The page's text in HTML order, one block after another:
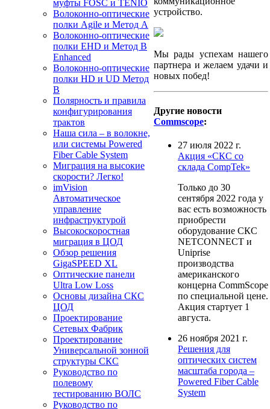
муфты FOSC и TENIO
Волоконно-оптические
полки Agile и Метод A
Волоконно-оптические
полки EHD и Метод B
Enhanced
Волоконно-оптические
полки HD и UD Метод
B
Полярность и правила
конфигурирования
трактов
Наша сила – в волокне,
или системы Powered
Fiber Cable System
Миграция на высокие
скорости? Легко!
imVision
Автоматическое
управление
инфраструктурой
Высокоскоростная
миграция в ЦОД
Обзор решения
GigaSPEED XL
Оптические панели
Ultra Low Loss
Основы дизайна СКС
ЦОД
Проектирование
Сетевых Фабрик
Проектирование
Универсальной зонной
структуры СКС
Руководство по
полевому
тестированию ВОЛС
Руководство по
устройство.
Мы рады успехам нашего
партнера и желаем удачи и
новых побед!
Другие новости
Commscope:
27 июля 2022 г.
Акция «СКС со
склада CompTek»
Только до 30
сентября 2022 года у
вас есть возможность
приобрести
оборудование СКС
NETCONNECT и
Uniprise
производства
американского
концерна CommScope
по специальной цене.
Акция стартует 1
августа.
26 ноября 2021 г.
Решения для
оптических систем
масштаба города –
Powered Fiber Cable
System